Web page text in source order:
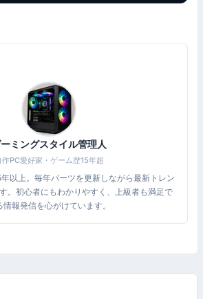
ミングスタイル管理人
作PC愛好家・ゲーム歴15年超
以上。毎年パーツを更新しながら最新トレン
。初心者にもわかりやすく、上級者も満足で
情報発信を心がけています。